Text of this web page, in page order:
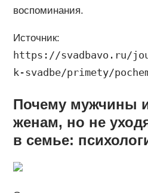
воспоминания.
Источник:
https://svadbavo.ru/
k-svadbe/primety/
Почему мужчины
женам, но не
в семье: